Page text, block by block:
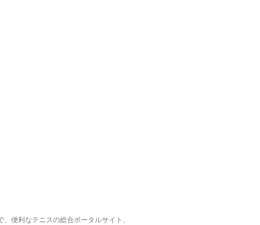
便利なテニスの総合ポータルサイト、